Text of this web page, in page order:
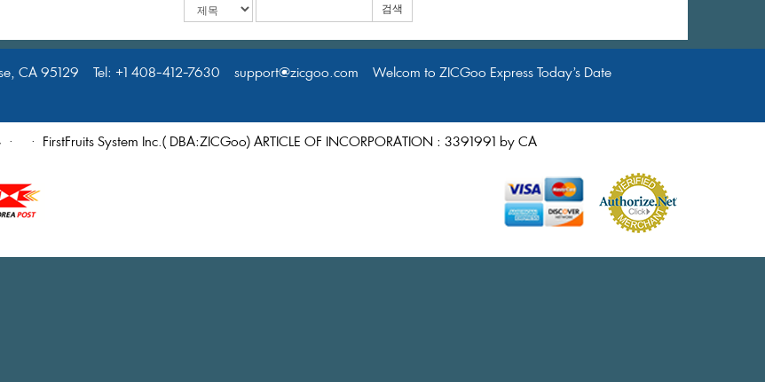
검색
412-7630support@zicgoo.comWelcomtoZICGooExpressToday’sDate
· ·FirstFruitsSystemInc.(DBA:ZICGoo)ARTICLEOFINCORPORATION:3391991byCA